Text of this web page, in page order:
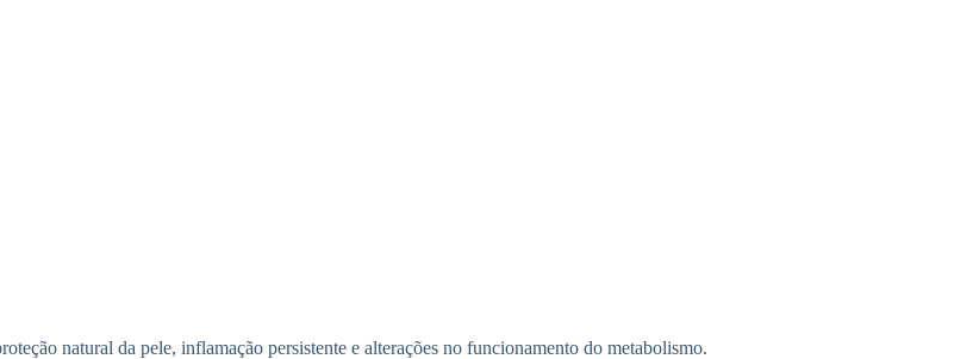
natural da pele, inflamação persistente e alterações no funcionamento do metabolismo.